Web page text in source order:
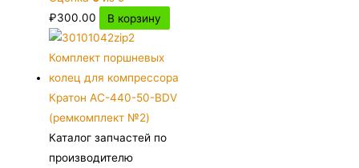
₽300.00 В корзину
Каталог запчастей по
производителю